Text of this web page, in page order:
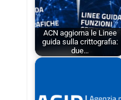
ACN aggiorna le Linee
guida sulla crittografia:
due…